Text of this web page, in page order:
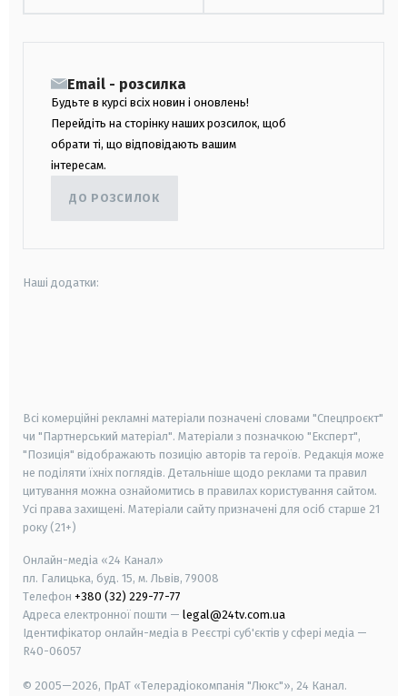
Email - розсилка
Будьте в курсі всіх новин і оновлень!
Перейдіть на сторінку наших розсилок, щоб
обрати ті, що відповідають вашим
інтересам.
ДО РОЗСИЛОК
Наші додатки:
Всі комерційні рекламні матеріали позначені словами "Спецпроєкт"
чи "Партнерський матеріал". Матеріали з позначкою "Експерт",
"Позиція" відображають позицію авторів та героїв. Редакція може
не поділяти їхніх поглядів. Детальніше щодо реклами та правил
цитування можна ознайомитись в правилах користування сайтом.
Усі права захищені. Матеріали сайту призначені для осіб старше 21
року (21+)
Онлайн-медіа «24 Канал»
пл. Галицька, буд. 15, м. Львів, 79008
Телефон +380 (32) 229-77-77
Адреса електронної пошти — legal@24tv.com.ua
Ідентифікатор онлайн-медіа в Реєстрі суб'єктів у сфері медіа —
R40-06057
© 2005—2026, ПрАТ «Телерадіокомпанія "Люкс"», 24 Канал.